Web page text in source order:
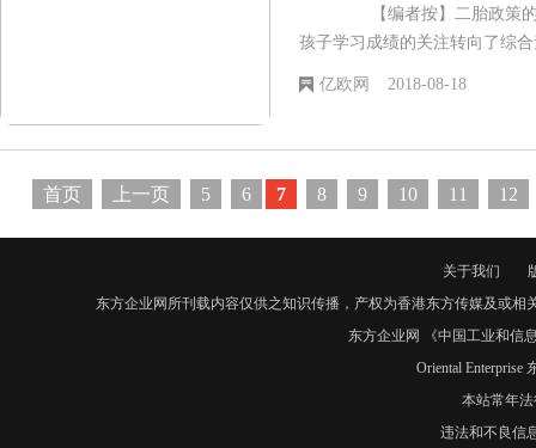
【编者按】二胎政策的开
孩子学习成绩的关注转向了综
亿欧网 2018-08-18
首页 上一页 5 6 7 8 9 10 11 12
关于我们
东方企业网所刊载内容仅供之知识传播，产权为香港东方传媒及或
东方企业网 《中国工业和信
Oriental Enterprise
本站常年
违法和不良信